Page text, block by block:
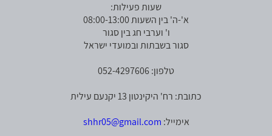
שעות פעילות:
א'-ה' בין השעות 08:00-13:00
ו' וערבי חג בין סגור
סגור בשבתות ובמועדי ישראל
טלפון: 052-4297606
כתובת: רח' היקינטון 13 יקנעם עילית
אימייל: shhr05@gmail.com